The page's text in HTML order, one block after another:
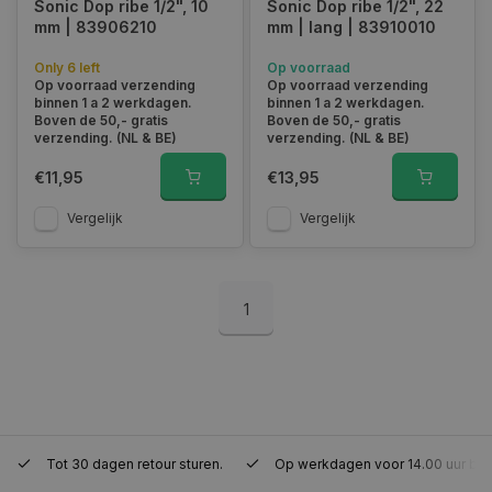
Sonic Dop ribe 1/2", 10
mm | 83906210
Only 6 left
Op voorraad verzending
binnen 1 a 2 werkdagen.
Boven de 50,- gratis
verzending. (NL & BE)
€11,95
Vergelijk
Sonic Dop ribe 1/2", 22
mm | lang | 83910010
Op voorraad
Op voorraad verzending
binnen 1 a 2 werkdagen.
Boven de 50,- gratis
verzending. (NL & BE)
€13,95
Vergelijk
1
Tot 30 dagen retour sturen. Op werkdagen voor 14.00 uur
Functioneel
Niet-geclassificeerd
Strikt noodzakelijke cookies maken de
kernfunctionaliteiten van de website mogelijk, zoals
gebruikersaanmelding en accountbeheer. De
website kan niet goed worden gebruikt zonder de
strikt noodzakelijke cookies.
Aanbieder
COOKIELAW_STATS
www.autoklusser.nl 1 jaar